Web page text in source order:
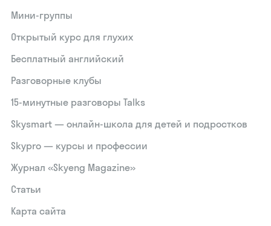
Мини-группы
Открытый курс для глухих
Бесплатный английский
Разговорные клубы
15‑минутные разговоры Talks
Skysmart — онлайн-школа для детей и подростков
Skypro — курсы и профессии
Журнал «Skyeng Magazine»
Статьи
Карта сайта